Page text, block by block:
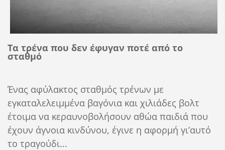
Τα τρένα που δεν έφυγαν ποτέ από το
σταθμό
Ένας αφύλακτος σταθμός τρένων με
εγκαταλελειμμένα βαγόνια και χιλιάδες βολτ
έτοιμα να κεραυνοβολήσουν αθώα παιδιά που
έχουν άγνοια κινδύνου, έγινε η αφορμή γι’αυτό
το τραγούδι...